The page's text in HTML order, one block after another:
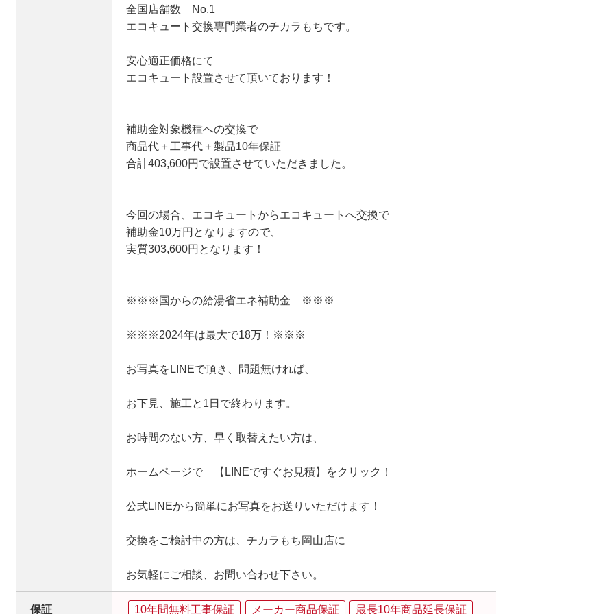
全国店舗数 No.1
エコキュート交換専門業者のチカラもちです。
安心適正価格にて
エコキュート設置させて頂いております！
補助金対象機種への交換で
商品代＋工事代＋製品10年保証
合計403,600円で設置させていただきました。
今回の場合、エコキュートからエコキュートへ交換で
補助金10万円となりますので、
実質303,600円となります！
※※※国からの給湯省エネ補助金 ※※※
※※※2024年は最大で18万！※※※
お写真をLINEで頂き、問題無ければ、
お下見、施工と1日で終わります。
お時間のない方、早く取替えたい方は、
ホームページで 【LINEですぐお見積】をクリック！
公式LINEから簡単にお写真をお送りいただけます！
交換をご検討中の方は、チカラもち岡山店に
お気軽にご相談、お問い合わせ下さい。
保証 10年間無料工事保証 メーカー商品保証 最長10年商品延長保証